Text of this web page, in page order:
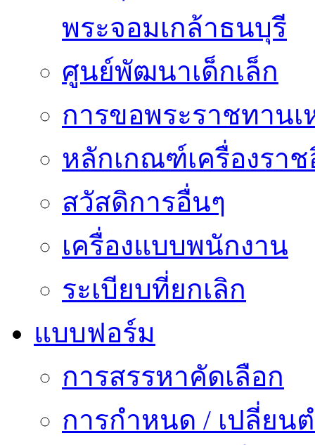
พระจอมเกล้าธนบุรี
ศูนย์พัฒนาเด็กเล็ก
การขอพระราชทาน
หลักเกณฑ์เครื่องรา
สวัสดิการอื่นๆ
เครื่องแบบพนักงาน
ระเบียบที่ยกเลิก
แบบฟอร์ม
การสรรหาคัดเลือก
การกำหนด / เปลี่ยน